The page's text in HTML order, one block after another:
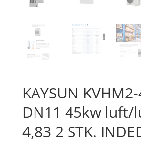
KAYSUN
DN11 45kw luft/
4,83 2 STK.